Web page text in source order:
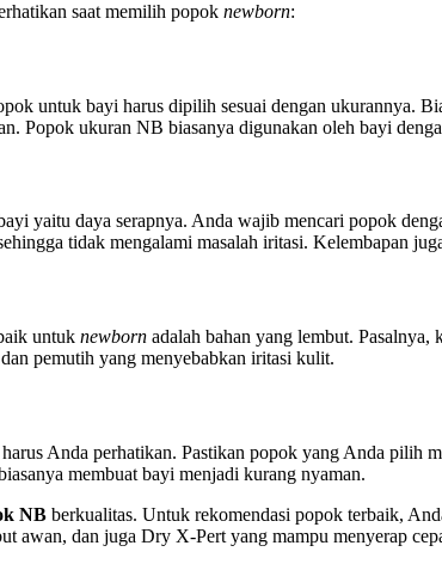
saat memilih popok newborn:
untuk bayi harus dipilih sesuai dengan ukurannya.
Popok ukuran NB biasanya digunakan oleh bayi
yaitu daya serapnya. Anda wajib mencari popok
tidak mengalami masalah iritasi. Kelembapan
untuk newborn adalah bahan yang lembut.
pemutih yang menyebabkan iritasi kulit.
Anda perhatikan. Pastikan popok yang Anda pilih
membuat bayi menjadi kurang nyaman.
NB berkualitas. Untuk rekomendasi popok terbaik,
awan, dan juga Dry X-Pert yang mampu menyerap